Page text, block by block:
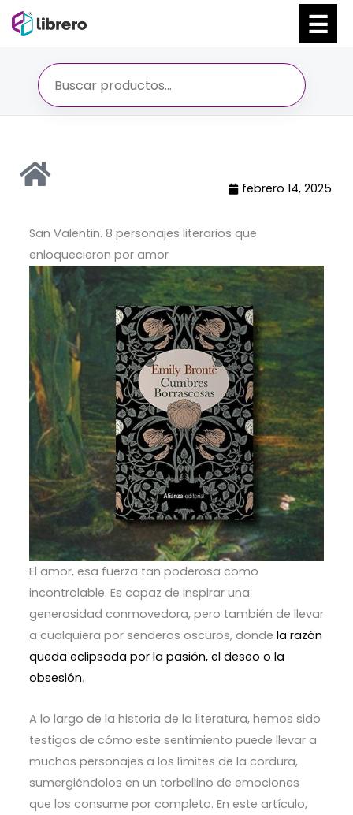
febrero 14, 2025
San Valentin. 8 personajes literarios que
enloquecieron por amor
El amor, esa fuerza tan poderosa como
incontrolable. Es capaz de inspirar una
generosidad conmovedora, pero también de llevar
a cualquiera por senderos oscuros, donde la razón
queda eclipsada por la pasión, el deseo o la
obsesión.
A lo largo de la historia de la literatura, hemos sido
testigos de cómo este sentimiento puede llevar a
muchos personajes a los límites de la cordura,
sumergiéndolos en un torbellino de emociones
que los consume por completo. En este artículo,